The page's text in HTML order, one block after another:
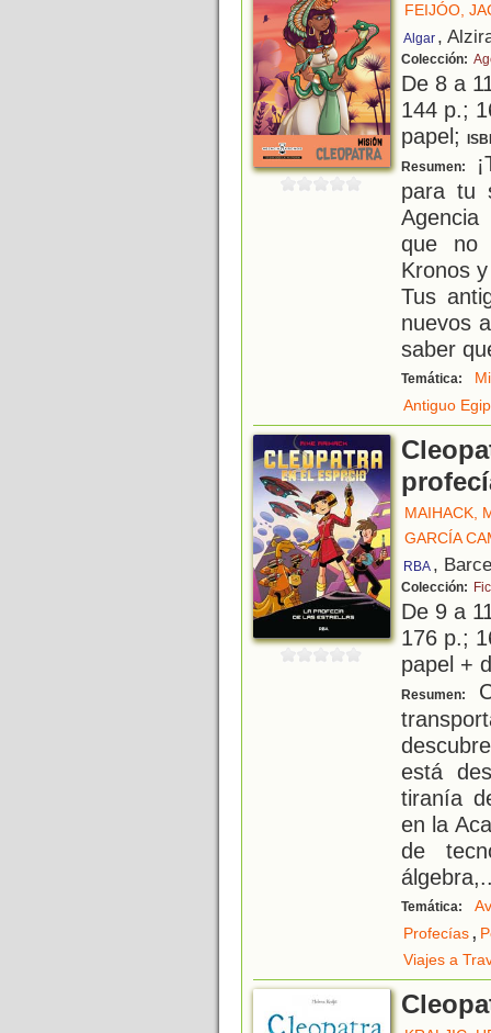
FEIJÓO,
Algar ,
Colección:
De 8 a
144 p.;
papel;
Resumen:
para tu
que no
Kronos
Tus
nuevos
saber
Temática:
Antiguo
MAIHACK,
GARCÍA
RBA ,
Colección:
De 9 a
176 p.;
papel +
Resumen:
está
tiranía
en la
de
álgebra,
Temática:
Profecías,
Viajes a